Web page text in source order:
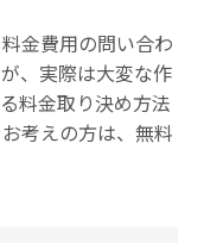
金費用の問い合わ
、実際は大変な作
料金取り決め方法
考えの方は、無料